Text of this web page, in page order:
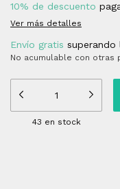
10% de descuento
Ver más detalles
Envío gratis superando
No acumulable con otras
43 en stock